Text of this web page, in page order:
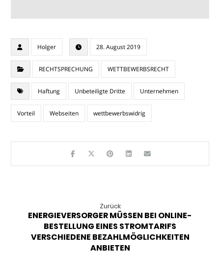
Holger 28. August 2019
RECHTSPRECHUNG WETTBEWERBSRECHT
Haftung Unbeteiligte Dritte Unternehmen
Vorteil Webseiten wettbewerbswidrig
Zurück
ENERGIEVERSORGER MÜSSEN BEI ONLINE-
BESTELLUNG EINES STROMTARIFS
VERSCHIEDENE BEZAHLMÖGLICHKEITEN
ANBIETEN